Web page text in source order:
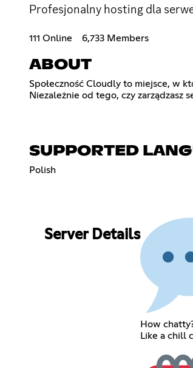
Profesjonalny hosting dla
111 Online 6,733 Members
ABOUT
Społeczność Cloudly to miejsce, w
Niezależnie od tego, czy zarządzasz
SUPPORTED
Polish
Server Details
How
Like a chill